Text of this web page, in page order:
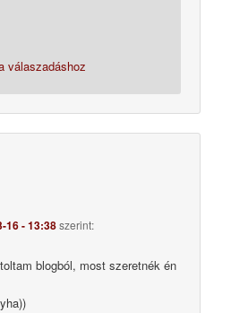
válaszadáshoz
16 - 13:38szerint:
blogból, most szeretnék én